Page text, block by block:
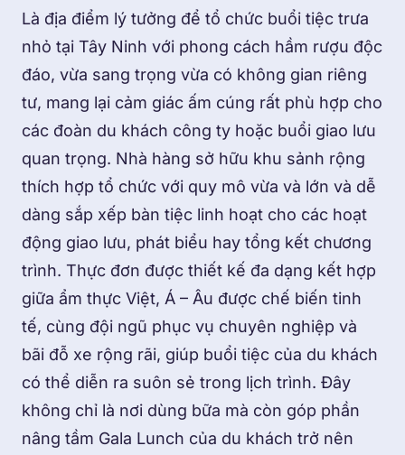
Là địa điểm lý tưởng để tổ chức buổi tiệc trưa
nhỏ tại Tây Ninh với phong cách hầm rượu độc
đáo, vừa sang trọng vừa có không gian riêng
tư, mang lại cảm giác ấm cúng rất phù hợp cho
các đoàn du khách công ty hoặc buổi giao lưu
quan trọng. Nhà hàng sở hữu khu sảnh rộng
thích hợp tổ chức với quy mô vừa và lớn và dễ
dàng sắp xếp bàn tiệc linh hoạt cho các hoạt
động giao lưu, phát biểu hay tổng kết chương
trình. Thực đơn được thiết kế đa dạng kết hợp
giữa ẩm thực Việt, Á – Âu được chế biến tinh
tế, cùng đội ngũ phục vụ chuyên nghiệp và
bãi đỗ xe rộng rãi, giúp buổi tiệc của du khách
có thể diễn ra suôn sẻ trong lịch trình. Đây
không chỉ là nơi dùng bữa mà còn góp phần
nâng tầm Gala Lunch của du khách trở nên